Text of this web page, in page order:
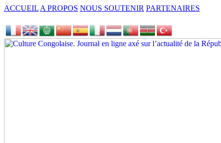
ACCUEIL A PROPOS NOUS SOUTENIR PARTENAIRES